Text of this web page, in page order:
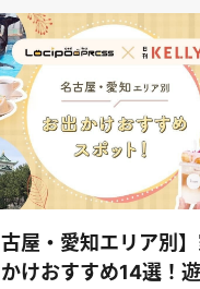
古屋・愛知エリア別
けおすすめ14選！